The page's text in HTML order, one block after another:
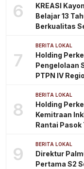
6
KREASI
Belajar 13
Berkualitas
7
BERITA LOKAL
Holding
Pengelolaan
PTPN IV
8
BERITA LOKAL
Holding
Kemitraan
Rantai Pasok
9 BERITA LOKAL
Direktur
Pertama S2